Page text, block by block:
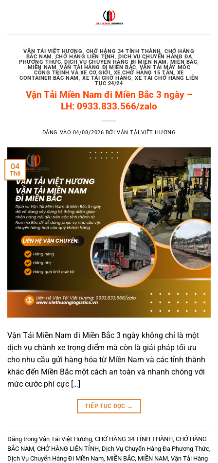
VẬN TẢI VIỆT HƯƠNG, CHỞ HÀNG 34 TỈNH THÀNH,CHỞ HÀNG
BẮC NAM,CHỞ HÀNG LIÊN TỈNH, DỊCH VỤ CHUYỂN HÀNG ĐA
PHƯƠNG THỨC,DỊCH VỤ CHUYỂN HÀNG ĐI MIỀN NAM, MIỀN BẮC,
MIỀN NAM,VẬN TẢI HÀNG ĐI MIỀN BẮC, VẬN TẢI MÁY MÓC
CÔNG TRÌNH VÀ XE CƠ GIỚI, XE CHỞ HÀNG 15 TẤN, XE
CONTAINER BẮC NAM, XE TẢI CHỞ HÀNG,XE TẢI CHỞ HÀNG LIÊN
TỤC 24/24
Vận Tải Miền Nam đi Miền Bắc 3 ngày –
LH: 0933.833.566/zalo
ĐĂNG VÀO 04/08/2026 BỞIVẬN TẢI VIỆT HƯƠNG
04
Th8
Vận Tải Miền Nam đi Miền Bắc 3 ngày không chỉ là một
dịch vụ chành xe trọng điểm mà còn là giải pháp tối ưu
cho nhu cầu gửi hàng hóa từ Miền Nam và các tỉnh thành
khác đến Miền Bắc một cách an toàn và nhanh chóng với
mức cước phí cực […]
TIẾP TỤC ĐỌC →
Đăng trong Vận Tải Việt Hương, CHỞ HÀNG 34 TỈNH THÀNH, CHỞ HÀNG
BẮC NAM, CHỞ HÀNG LIÊN TỈNH, Dịch Vụ Chuyển Hàng Đa Phương Thức,
Dịch Vụ Chuyển Hàng Đi Miền Nam, MIỀN BẮC, MIỀN NAM, Vận Tải Hàng